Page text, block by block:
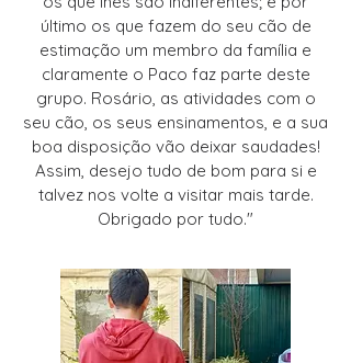
último os que fazem do seu cão de
estimação um membro da família e
claramente o Paco faz parte deste
grupo. Rosário, as atividades com o
seu cão, os seus ensinamentos, e a sua
boa disposição vão deixar saudades!
Assim, desejo tudo de bom para si e
talvez nos volte a visitar mais tarde.
Obrigado por tudo."